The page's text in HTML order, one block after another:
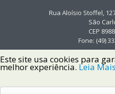
Rua Aloísio Stoffel,
São
CEP
Fone: (49)
Este site usa cookies para
melhor experiência. Leia